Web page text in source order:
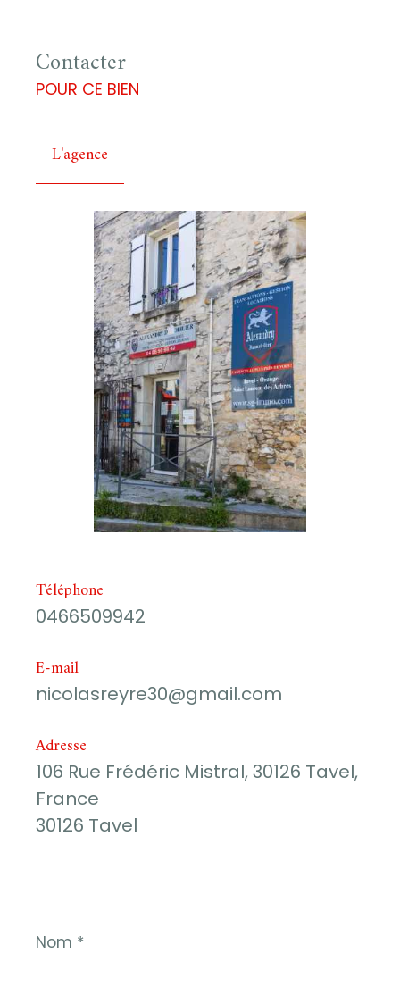
Contacter
POUR CE BIEN
L'agence
Téléphone
0466509942
E-mail
nicolasreyre30@gmail.com
Adresse
106 Rue Frédéric Mistral, 30126 Tavel,
France
30126 Tavel
*